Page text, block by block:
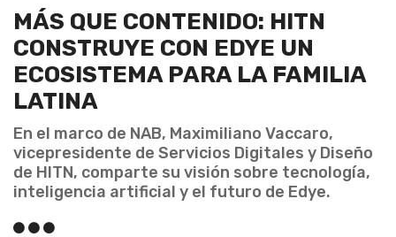
MÁS QUE CONTENIDO: HITN
CONSTRUYE CON EDYE UN
ECOSISTEMA PARA LA FAMILIA
LATINA
En el marco de NAB, Maximiliano Vaccaro,
vicepresidente de Servicios Digitales y Diseño
de HITN, comparte su visión sobre tecnología,
inteligencia artificial y el futuro de Edye.